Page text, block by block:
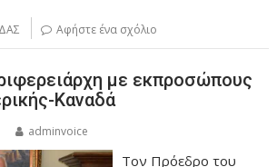
Αφήστε ένα σχόλιο
με εκπροσώπους
Καναδά
adminvoice
Τον Πρόεδρο του